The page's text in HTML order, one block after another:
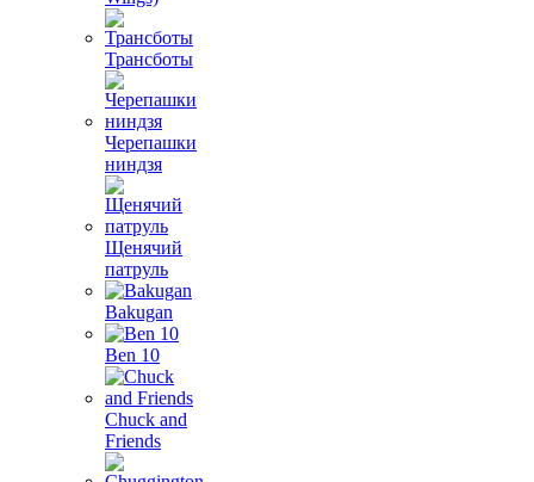
Трансботы
Черепашки
ниндзя
Щенячий
патруль
Bakugan
Ben 10
Chuck and
Friends